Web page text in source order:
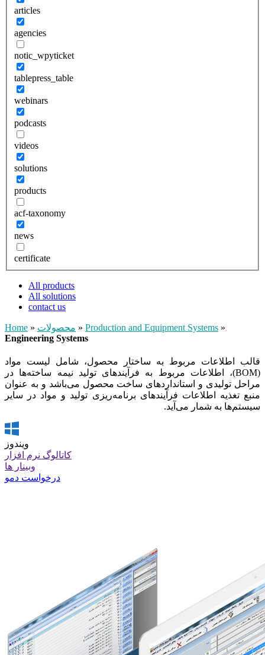
articles
agencies
notic_wpyticket
tablepress_table
webinars
podcasts
videos
solutions
products
acf-taxonomy
news
certificate
All products
All solutions
contact us
Home » محصولات » Production and Equipment Systems »
Engineering Systems
قالب اطلاعات مربوط به ساختار محصول، شامل لیست مواد
(BOM)، اطلاعات مربوط به فرآیندهای تولید نیمه ساخته‌ها در
مراحل تولیدی و استانداردهای ساخت محصول می‌باشد و به عنوان
منبع تغذیه اطلاعات فرآیندهای برنامه‌ریزی تولید و مواد در سایر
سیستم‌ها به شمار می‌آید.
ویندوز
کاتالوگ نرم افزار
وبینار ها
درخواست دمو